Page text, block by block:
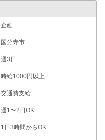
企画
国分寺市
週3日
時給1000円以上
交通費支給
週1〜2日OK
1日3時間からOK